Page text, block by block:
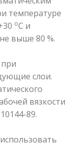
температуре
оС и
выше 80 %.
слои.
вязкости
89.